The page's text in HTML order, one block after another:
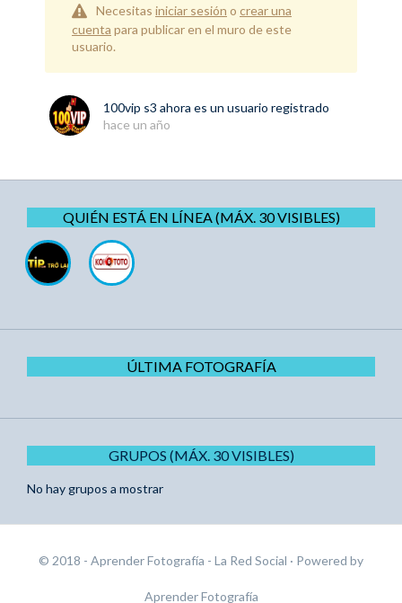
Necesitas iniciar sesión o crear una
cuenta para publicar en el muro de este
usuario.
100vip s3 ahora es un usuario registrado
hace un año
QUIÉN ESTÁ EN LÍNEA (MÁX. 30 VISIBLES)
ÚLTIMA FOTOGRAFÍA
GRUPOS (MÁX. 30 VISIBLES)
No hay grupos a mostrar
© 2018 - Aprender Fotografía - La Red Social · Powered by
Aprender Fotografía